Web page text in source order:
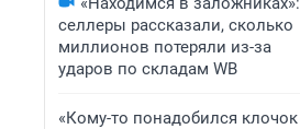
селлеры рассказали, сколько
миллионов потеряли из-за
ударов по складам WB
«Кому-то понадобился клочок